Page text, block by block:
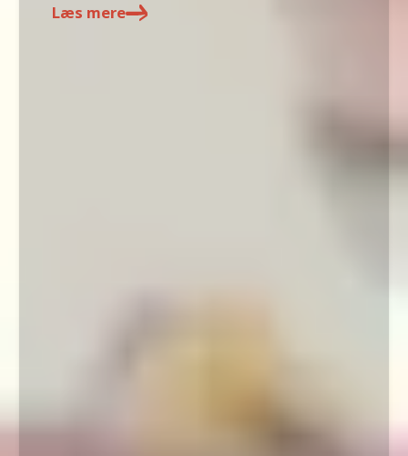
Læs mere